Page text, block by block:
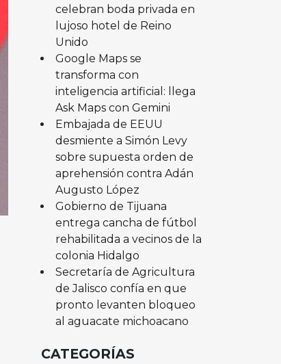
celebran boda privada en
lujoso hotel de Reino
Unido
Google Maps se
transforma con
inteligencia artificial: llega
Ask Maps con Gemini
Embajada de EEUU
desmiente a Simón Levy
sobre supuesta orden de
aprehensión contra Adán
Augusto López
Gobierno de Tijuana
entrega cancha de fútbol
rehabilitada a vecinos de la
colonia Hidalgo
Secretaría de Agricultura
de Jalisco confía en que
pronto levanten bloqueo
al aguacate michoacano
CATEGORÍAS